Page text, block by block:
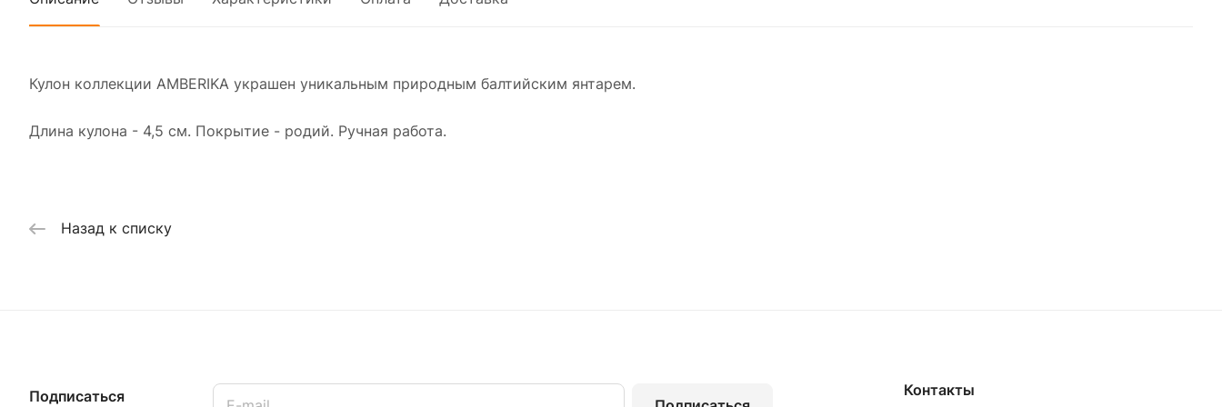
Кулон коллекции AMBERIKA украшен уникальным природным балтийским янтарем.
Длина кулона - 4,5 см. Покрытие - родий. Ручная работа.
Назад к списку
Подписаться
Контакты